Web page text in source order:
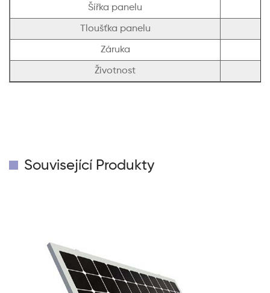
Šířka panelu
Tloušťka panelu
Záruka
Životnost
Související Produkty